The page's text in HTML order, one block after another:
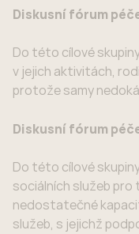
Diskusní fórum
Do této cílové
v jejich aktivitách,
protože samy
Diskusní fórum
Do této cílové
sociálních služeb pro
nedostatečné
služeb, s jejichž